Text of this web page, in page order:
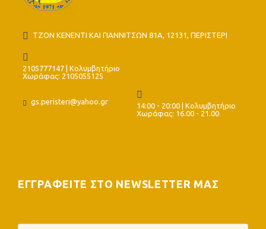
ΤΖΟΝ ΚΕΝΕΝΤΙ ΚΑΙ ΓΙΑΝΝΙΤΣΩΝ 81Α, 12131, ΠΕΡΙΣΤΕΡΙ
2105777147 | Κολυμβητήριο
Χωράφας: 2105055125
gs.peristeri@yahoo.gr
14:00 - 20:00 | Κολυμβητήριο
Χωράφας: 16.00 - 21.00
ΕΓΓΡΑΦΕΙΤΕ ΣΤΟ NEWSLETTER ΜΑΣ